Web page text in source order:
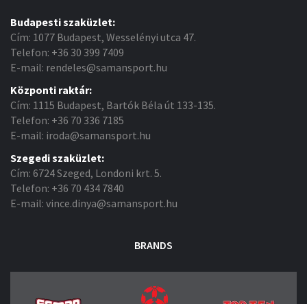
Budapesti szaküzlet:
Cím: 1077 Budapest, Wesselényi utca 47.
Telefon: +36 30 399 7409
E-mail: rendeles@samansport.hu
Központi raktár:
Cím: 1115 Budapest, Bartók Béla út 133-135.
Telefon: +36 70 336 7185
E-mail: iroda@samansport.hu
Szegedi szaküzlet:
Cím: 6724 Szeged, Londoni krt. 5.
Telefon: +36 70 434 7840
E-mail: vince.dinya@samansport.hu
BRANDS